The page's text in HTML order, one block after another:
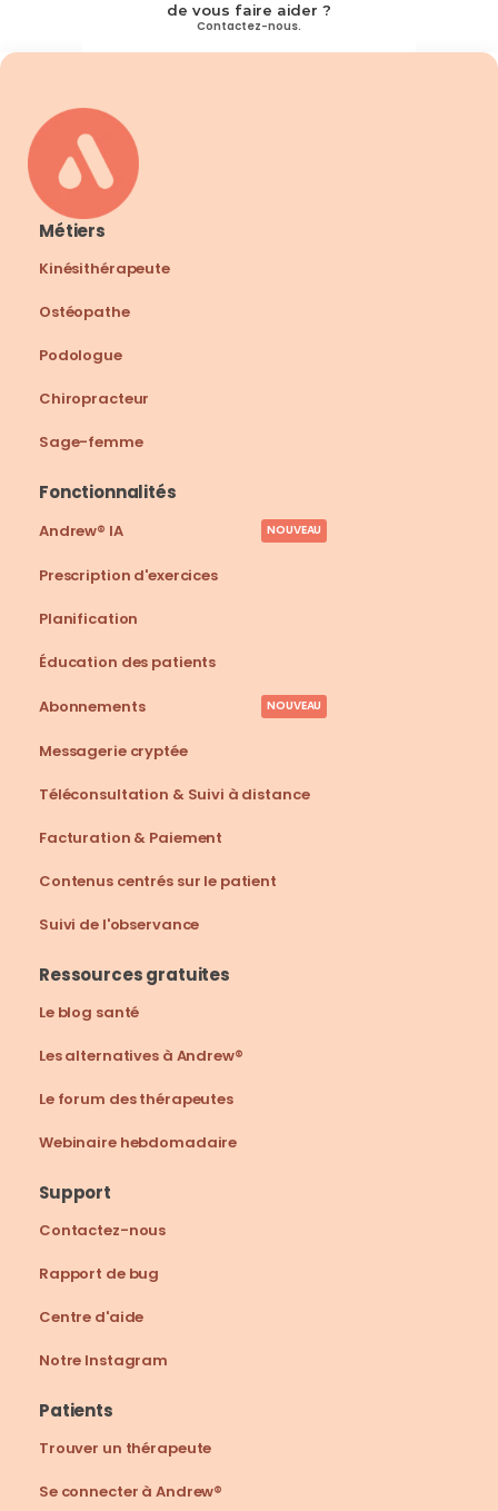
de vous faire aider ?
Contactez-nous.
Métiers
Ostéopathe
Podologue
Chiropracteur
Kinésithérapeute
Sage-femme
Fonctionnalités
Prescription d'exercices
Planification
Éducation des patients
Andrew® IA NOUVEAU
Messagerie cryptée
Téléconsultation & Suivi à distance
Facturation & Paiement
Abonnements NOUVEAU
Contenus centrés sur le patient
Suivi de l'observance
Ressources gratuites
Le blog santé
Les alternatives à Andrew®
Le forum des thérapeutes
Webinaire hebdomadaire
Support
Rapport de bug
Contactez-nous
Notre Instagram
Centre d'aide
Patients
Trouver un thérapeute
Se connecter à Andrew®